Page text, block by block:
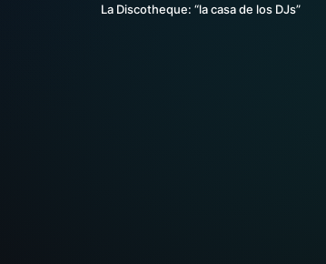
La Discotheque: “la casa de los DJs”